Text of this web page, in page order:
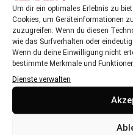
Um dir ein optimales Erlebnis zu
Cookies, um Geräteinformationen
zuzugreifen. Wenn du diesen
wie das Surfverhalten oder
Wenn du deine Einwilligung nicht
bestimmte Merkmale und
Dienste verwalten
Herausgeber:
Der Kinderschutzbund NRW
Organisation, die ihre Arbeit
finanziert. Hier können Sie